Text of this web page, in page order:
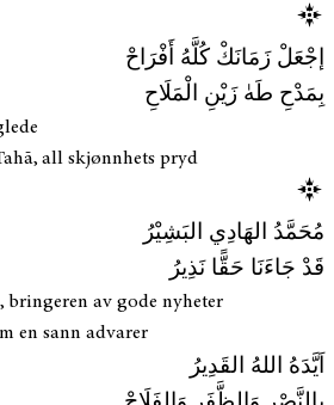
إجْعَلْ زَمَانَكْ كُلَّهُ أَفْرَاحْ
بِمَدْحِ طَهٰ زَيْنِ الْمَلَاحِ
all skjønnhets pryd
مُحَمَّدُ الهَادِي البَشِيْرُ
قَدْ جَاءَنَا حَقًّا نَذِيرُ
bringeren av gode nyheter
en sann advarer
اَيَّدَهُ اللهُ القَدِيرُ